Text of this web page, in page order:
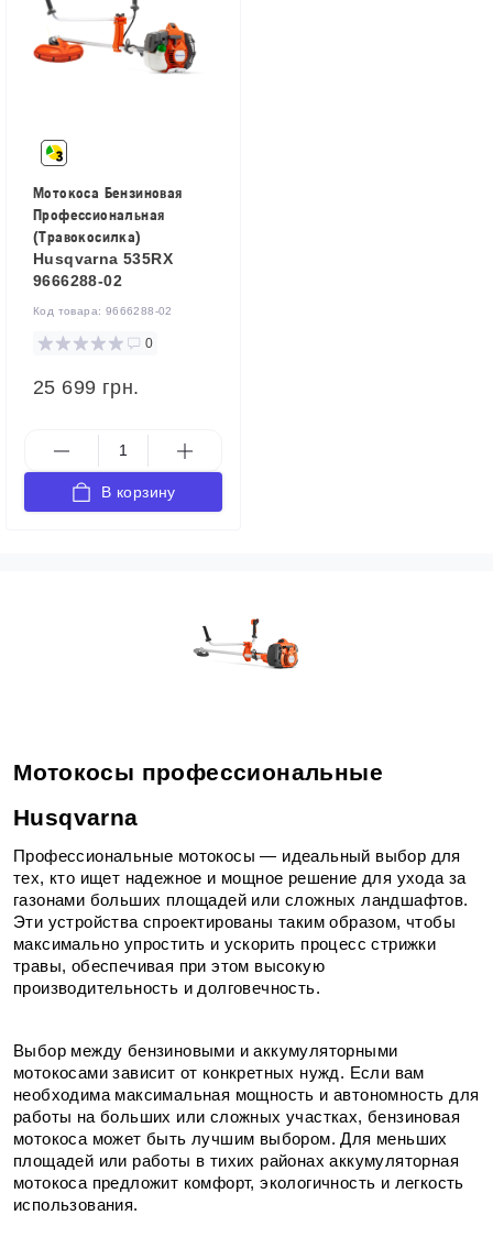
Мотокоса Бензиновая
Профессиональная
(Травокосилка)
Husqvarna 535RX
9666288-02
Код товара: 9666288-02
0
25 699 грн.
В корзину
Мотокосы профессиональные
Husqvarna
Профессиональные мотокосы — идеальный выбор для
тех, кто ищет надежное и мощное решение для ухода за
газонами больших площадей или сложных ландшафтов.
Эти устройства спроектированы таким образом, чтобы
максимально упростить и ускорить процесс стрижки
травы, обеспечивая при этом высокую
производительность и долговечность.
Выбор между бензиновыми и аккумуляторными
мотокосами зависит от конкретных нужд. Если вам
необходима максимальная мощность и автономность для
работы на больших или сложных участках, бензиновая
мотокоса может быть лучшим выбором. Для меньших
площадей или работы в тихих районах аккумуляторная
мотокоса предложит комфорт, экологичность и легкость
использования.